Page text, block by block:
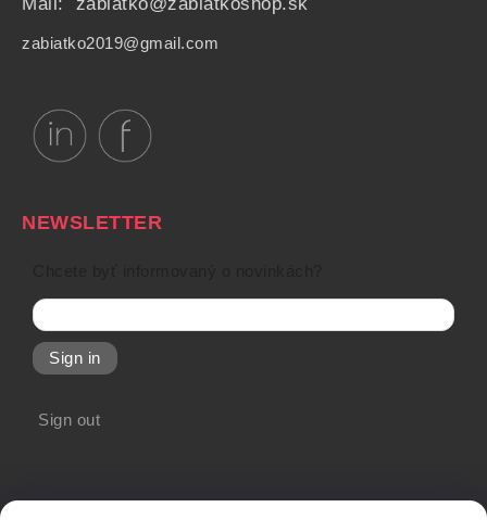
zabiatko2019@gmail.com
NEWSLETTER
Sign in
Sign out